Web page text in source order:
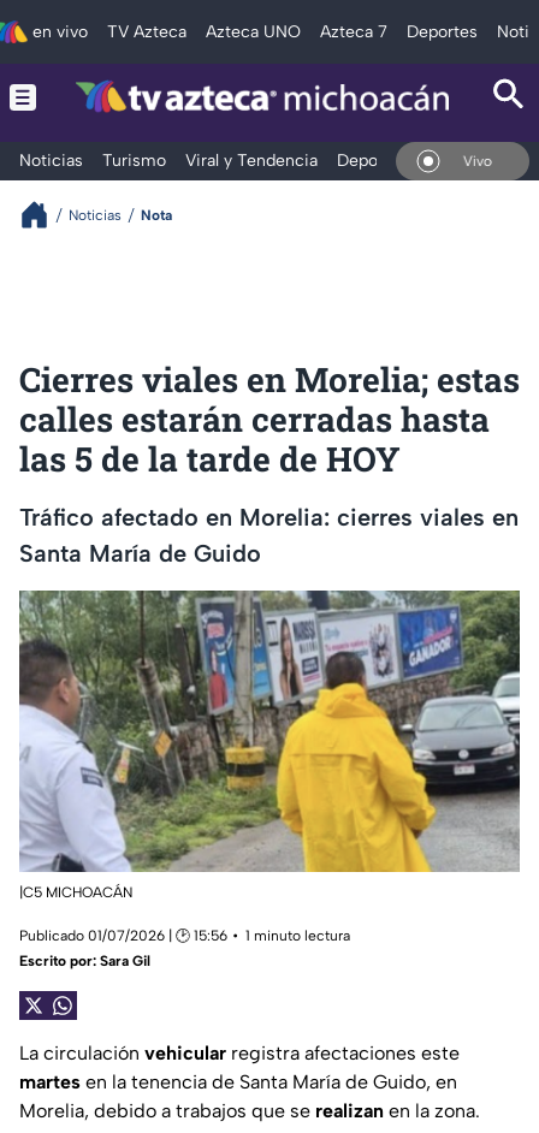
en vivo TV Azteca Azteca UNO Azteca 7 Deportes
Noticias Turismo Viral y Tendencia Deportes Espectáculos
En Vivo
Noticias Nota
Cierres viales en Morelia; estas
calles estarán cerradas hasta
las 5 de la tarde de HOY
Tráfico afectado en Morelia: cierres viales en
Santa María de Guido
|C5 MICHOACÁN
Publicado 01/07/2026 | 🕑 15:56
1 minuto lectura
Escrito por: Sara Gil
La circulación vehicular registra afectaciones este
martes en la tenencia de Santa María de Guido, en
Morelia, debido a trabajos que se realizan en la zona.